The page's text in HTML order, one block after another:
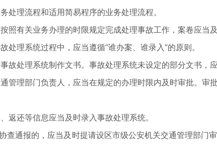
处理流程和适用简易程序的业务处理流程。
照有关业务办理的时限规定完成处理事故工作，案卷应当及
理系统过程中，应当遵循“谁办案、谁录入”的原则。
故处理系统制作文书。事故处理系统未设定的部分文书，
管理部门负责人，应当在规定的办理时限内及时审批。审
返还等信息应当及时录入事故处理系统。
查通报的，应当及时提请设区市级公安机关交通管理部门